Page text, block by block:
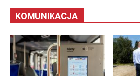
KOMUNIKACJA